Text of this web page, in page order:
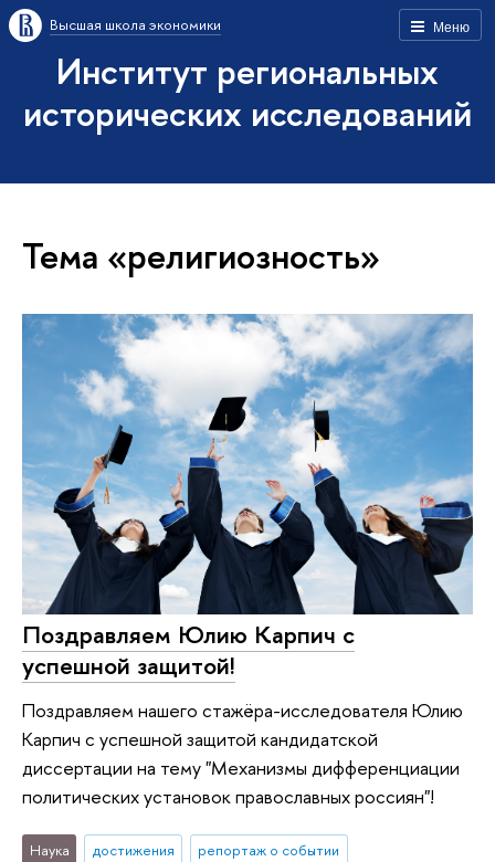
Меню
Высшая школа экономики
Институт региональных
исторических исследований
Тема «религиозность»
Поздравляем Юлию Карпич с
успешной защитой!
Поздравляем нашего стажёра-исследователя Юлию
Карпич с успешной защитой кандидатской
диссертации на тему "Механизмы дифференциации
политических установок православных россиян"!
Наука достижения
репортаж о событии